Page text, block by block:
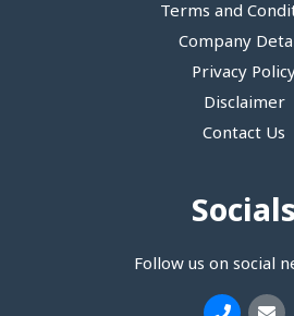
Terms and
Company
Privacy
Disclaimer
Contact Us
Socials
Follow us on social